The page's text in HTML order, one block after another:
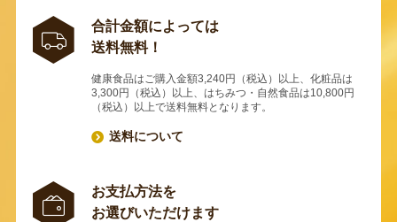
合計金額によっては
送料無料！
健康食品はご購入金額3,240円（税込）以上、化粧品は
3,300円（税込）以上、はちみつ・自然食品は10,800円
（税込）以上で送料無料となります。
送料について
お支払方法を
お選びいただけます